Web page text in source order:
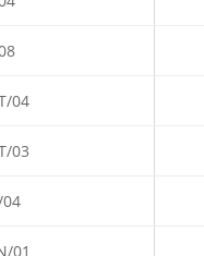
04
03
04
01